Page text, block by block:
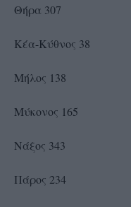
Θήρα 307
Κέα-Κύθνος 38
Μήλος 138
Μύκονος 165
Νάξος 343
Πάρος 234